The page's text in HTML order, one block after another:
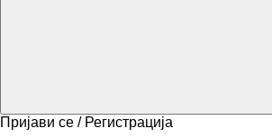
Пријави се / Регистрација